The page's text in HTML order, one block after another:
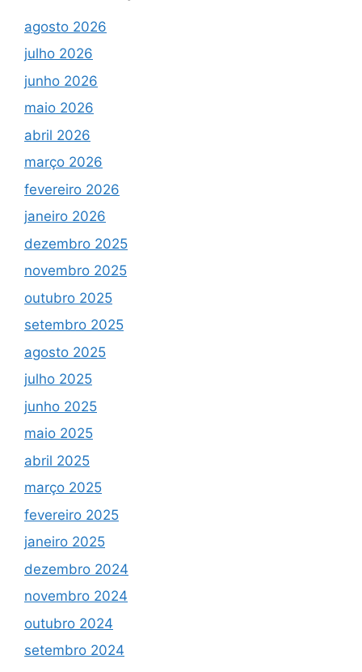
agosto 2026
julho 2026
junho 2026
maio 2026
abril 2026
março 2026
fevereiro 2026
janeiro 2026
dezembro 2025
novembro 2025
outubro 2025
setembro 2025
agosto 2025
julho 2025
junho 2025
maio 2025
abril 2025
março 2025
fevereiro 2025
janeiro 2025
dezembro 2024
novembro 2024
outubro 2024
setembro 2024